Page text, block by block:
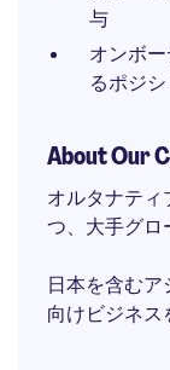
与
オンボ
るポジ
About Our
オルタナテ
つ、大手グロ
日本を含む
向けビジネス